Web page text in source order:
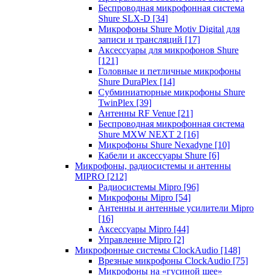
Беспроводная микрофонная система
Shure SLX-D [34]
Микрофоны Shure Motiv Digital для
записи и трансляций [17]
Аксессуары для микрофонов Shure
[121]
Головные и петличные микрофоны
Shure DuraPlex [14]
Субминиатюрные микрофоны Shure
TwinPlex [39]
Антенны RF Venue [21]
Беспроводная микрофонная система
Shure MXW NEXT 2 [16]
Микрофоны Shure Nexadyne [10]
Кабели и аксессуары Shure [6]
Микрофоны, радиосистемы и антенны
MIPRO [212]
Радиосистемы Mipro [96]
Микрофоны Mipro [54]
Антенны и антенные усилители Mipro
[16]
Аксессуары Mipro [44]
Управление Mipro [2]
Микрофонные системы ClockAudio [148]
Врезные микрофоны ClockAudio [75]
Микрофоны на «гусиной шее»